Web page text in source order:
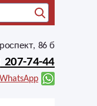
86 б
74-44